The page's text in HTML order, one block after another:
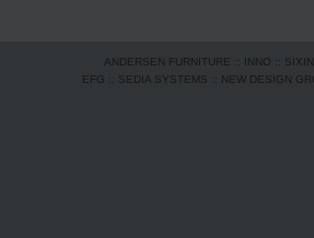
ANDERSEN FURNITURE :: INNO ::
EFG :: SEDIA SYSTEMS :: NEW DESIGN